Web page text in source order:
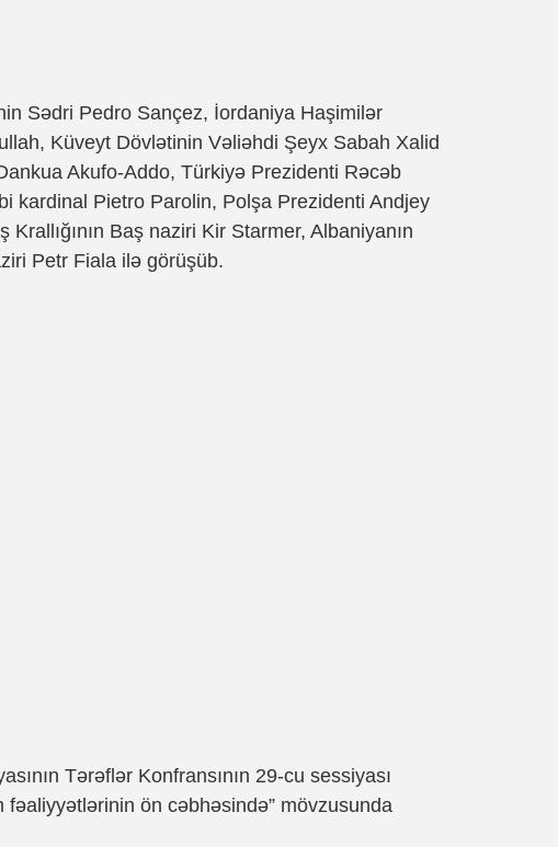
Sədri Pedro Sançez, İordaniya Haşimilər
Küveyt Dövlətinin Vəliəhdi Şeyx Sabah Xalid
Akufo-Addo, Türkiyə Prezidenti Rəcəb
kardinal Pietro Parolin, Polşa Prezidenti Andjey
Baş naziri Kir Starmer, Albaniyanın
Petr Fiala ilə görüşüb.
Tərəflər Konfransının 29-cu sessiyası
ön cəbhəsində” mövzusunda